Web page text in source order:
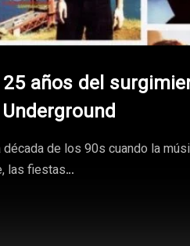
años del
de los 90s cuando la
las fiestas…